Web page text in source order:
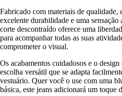
Fabricado com materiais de qualidade,
excelente durabilidade e uma
corte descontraído oferece uma
para acompanhar todas as suas
comprometer o visual.
Os acabamentos cuidadosos e o
escolha versátil que se adapta
vestuário. Quer você o use com uma
básica, este jeans adicionará um toque